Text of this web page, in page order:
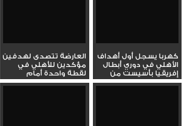
كهربا يسجل أول أهداف
الأهلي في دوري أبطال
إفريقيا بأسيست من
إمام...
العارضة تتصدى لهدفين
مؤكدين للأهلي في
لقطة واحدة أمام
ميدياما...